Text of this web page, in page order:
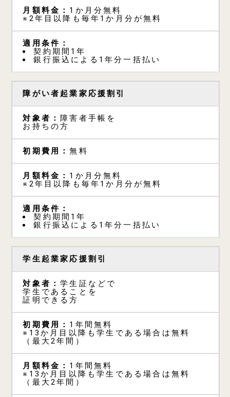
1か月分無料
※2年目以降も毎年1か月分が無料
契約期間1年
銀行振込による1年分一括払い
障がい者起業家応援割引
障害者手帳を
お持ちの方
無料
1か月分無料
※2年目以降も毎年1か月分が無料
契約期間1年
銀行振込による1年分一括払い
学生起業家応援割引
学生証などで
学生であることを
証明できる方
1年間無料
※13か月目以降も学生である場合は無料
（最大2年間）
1年間無料
※13か月目以降も学生である場合は無料
（最大2年間）